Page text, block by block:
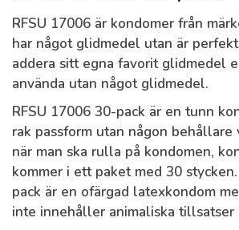
RFSU 17006 är kondomer från
har något glidmedel utan är
addera sitt egna favorit glidmedel
använda utan något glidmedel.
RFSU 17006 30-pack är en tunn
rak passform utan någon
när man ska rulla på kondomen,
kommer i ett paket med 30
pack är en ofärgad latexkondom
inte innehåller animaliska tillsatser